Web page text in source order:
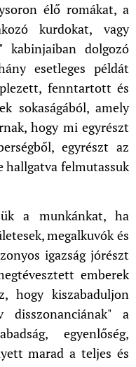
élő romákat, a
kurdokat, vagy
kabinjaiban dolgozó
esetleges példát
fenntartott és
sokaságából, amely
hogy mi egyrészt
egyrészt az
hallgatva felmutassuk
a munkánkat, ha
megalkuvók és
igazság jórészt
emberek
hogy kiszabaduljon
a
egyenlőség,
marad a teljes és